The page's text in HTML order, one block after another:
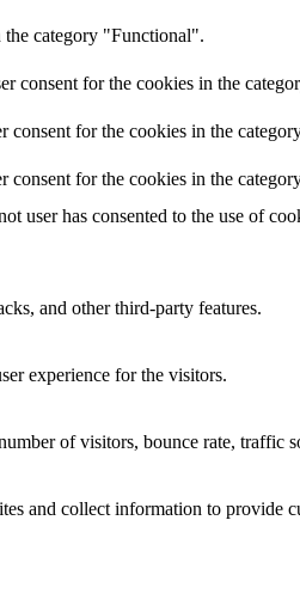
the category "Functional".
consent for the cookies in the
for the cookies in the
for the cookies in the
user has consented to the use of
and other third-party features.
experience for the visitors.
of visitors, bounce rate, traffic
and collect information to provide